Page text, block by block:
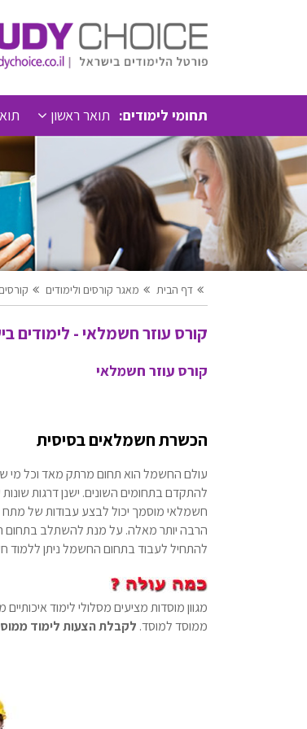
תחומי לימודים: תואר ראשון
דף הבית מאגר קורסים ולימודים קורסים
קורס עוזר חשמלאי - לימודים
קורס עוזר חשמלאי
הכשרת חשמלאים בסיסית
עולם החשמל הוא תחום מרתק מאד וכל מי
להתקדם בתחומים השונים. ישנן דרגות
הרבה יותר מאלה. על מנת להשתלב בתחום
להתחיל לעבוד בתחום החשמל ניתן ללמוד
מגוון מוסדות מציעים מסלולי לימוד
ממוסד למוסד. לקבלת הצעות לימוד